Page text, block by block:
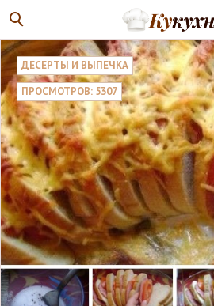
ДЕСЕРТЫ И ВЫПЕЧКА
ПРОСМОТРОВ: 5307